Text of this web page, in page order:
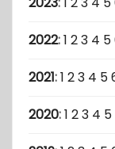
2022:1 23 4 5
2021:1 23 4 5
2020:1 23 4 5